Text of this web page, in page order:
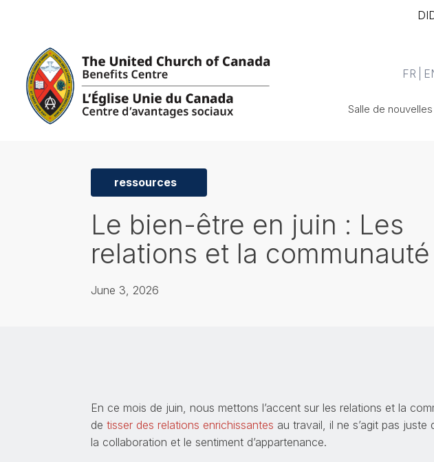
FR
Salle de nouvelles
ressources
Le bien-être en juin : Les
relations et la communauté
June 3, 2026
En ce mois de juin, nous mettons l’accent sur les relations et la
de tisser des relations enrichissantes au travail, il ne s’agit pas
la collaboration et le sentiment d’appartenance.